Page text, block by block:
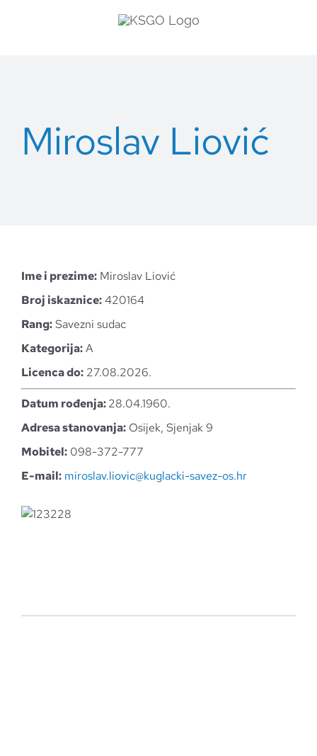
Miroslav Liović
Ime i prezime:Miroslav Liović
Broj iskaznice:420164
Rang:Savezni sudac
Kategorija:A
Licenca do:27.08.2026.
Datum rođenja:28.04.1960.
Adresa stanovanja:Osijek, Sjenjak 9
Mobitel:098-372-777
E-mail: miroslav.liovic@kuglacki-savez-os.hr